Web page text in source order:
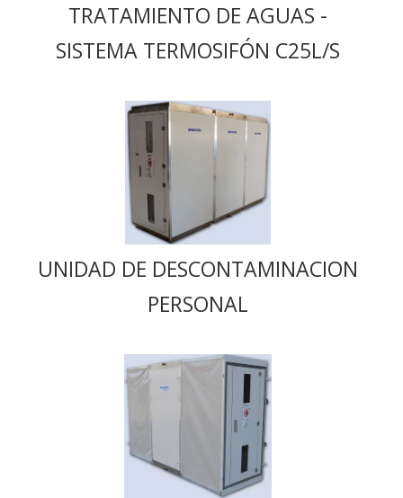
TRATAMIENTO DE AGUAS -
SISTEMA TERMOSIFÓN C25L/S
UNIDAD DE DESCONTAMINACION
PERSONAL